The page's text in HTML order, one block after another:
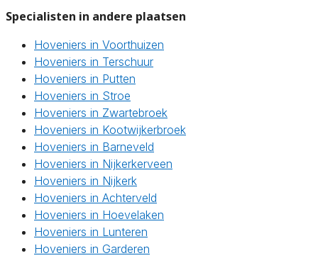
Specialisten in andere plaatsen
Hoveniers in Voorthuizen
Hoveniers in Terschuur
Hoveniers in Putten
Hoveniers in Stroe
Hoveniers in Zwartebroek
Hoveniers in Kootwijkerbroek
Hoveniers in Barneveld
Hoveniers in Nijkerkerveen
Hoveniers in Nijkerk
Hoveniers in Achterveld
Hoveniers in Hoevelaken
Hoveniers in Lunteren
Hoveniers in Garderen